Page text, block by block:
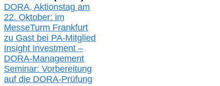
DORA, Aktionstag am
22. Oktober: im
MesseTurm Frankfurt
zu Gast bei PA-Mitglied
Insight Investment –
DORA-Management
Seminar: Vorbereitung
auf die DORA-Prüfung